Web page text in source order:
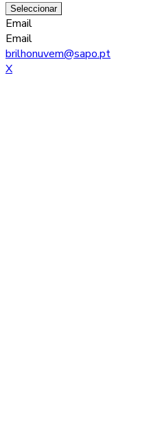
Seleccionar
Email
Email
brilhonuvem@sapo.pt
X